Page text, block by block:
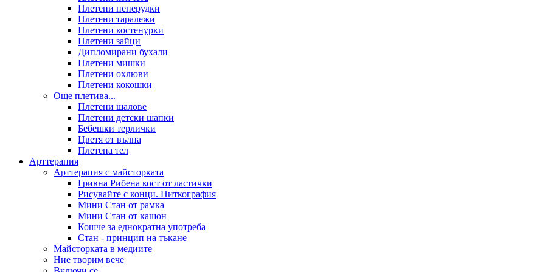
Плетени пеперудки
Плетени таралежи
Плетени костенурки
Плетени зайци
Дипломирани бухали
Плетени мишки
Плетени охлюви
Плетени кокошки
Още плетива...
Плетени шалове
Плетени детски шапки
Бебешки терлички
Цветя от вълна
Плетена тел
Арттерапия
Арттерапия с майсторката
Гривна Рибена кост от ластички
Рисувайте с конци. Ниткография
Мини Стан от рамка
Мини Стан от кашон
Кошче за еднократна употреба
Стан - принцип на тъкане
Майсторката в медиите
Ние творим вече